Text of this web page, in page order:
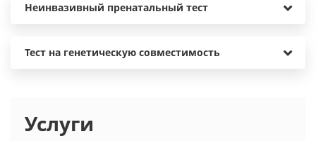
Неинвазивный пренатальный тест
Тест на генетическую совместимость
Услуги